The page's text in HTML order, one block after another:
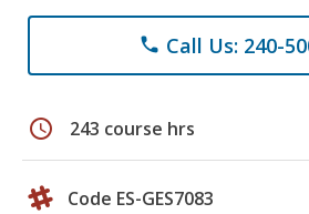
phone Call Us: 240-
schedule 243 course hrs
Code ES-GES7083